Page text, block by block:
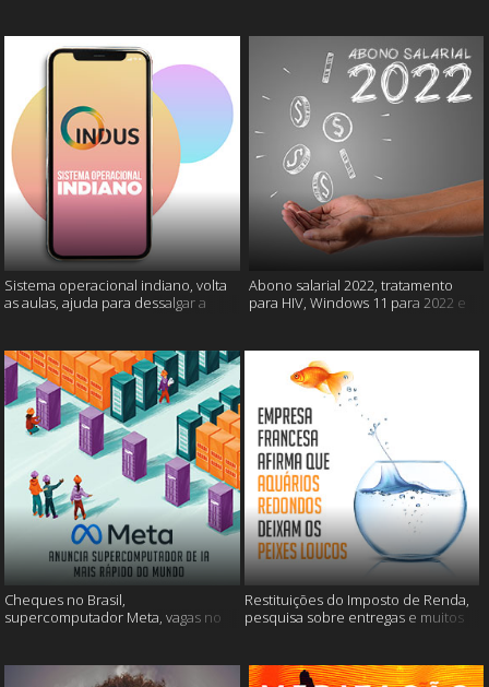
Sistema operacional indiano, volta
as aulas, ajuda para dessalgar a
Abono salarial 2022, tratamento
para HIV, Windows 11 para 2022 e
Cheques no Brasil,
supercomputador Meta, vagas no
Restituições do Imposto de Renda,
pesquisa sobre entregas e muitos